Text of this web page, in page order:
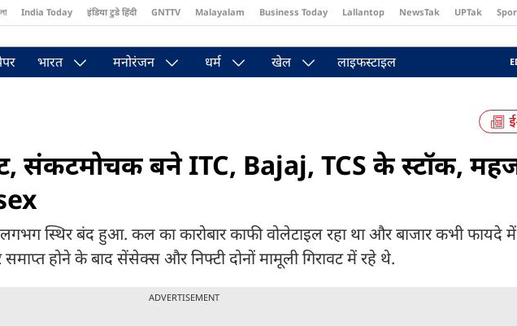
India Today इंडिया टुडे हिंदी GNTTV Malayalam Business Today Lallantop NewsTak UPTak
भारत मनोरंजन धर्म खेल लाइफस्टाइल
संकटमोचक बने ITC, Bajaj, TCS के स्टॉक,
स्थिर बंद हुआ. कल का कारोबार काफी वोलेटाइल रहा था और बाजार कभी फायदे में
समाप्त होने के बाद सेंसेक्स और निफ्टी दोनों मामूली गिरावट में रहे थे.
ADVERTISEMENT